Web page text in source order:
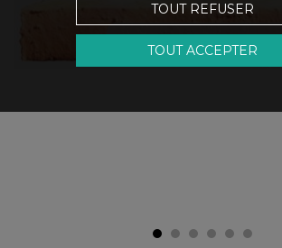
Touchez pour zoomer
TOUT REFUSER
TOUT ACCEPTER